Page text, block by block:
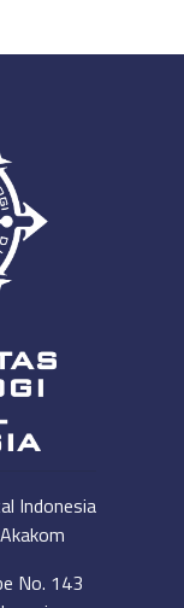
Indonesia
No. 143